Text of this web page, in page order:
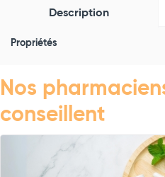
Description
Propriétés
Nos
conseillent